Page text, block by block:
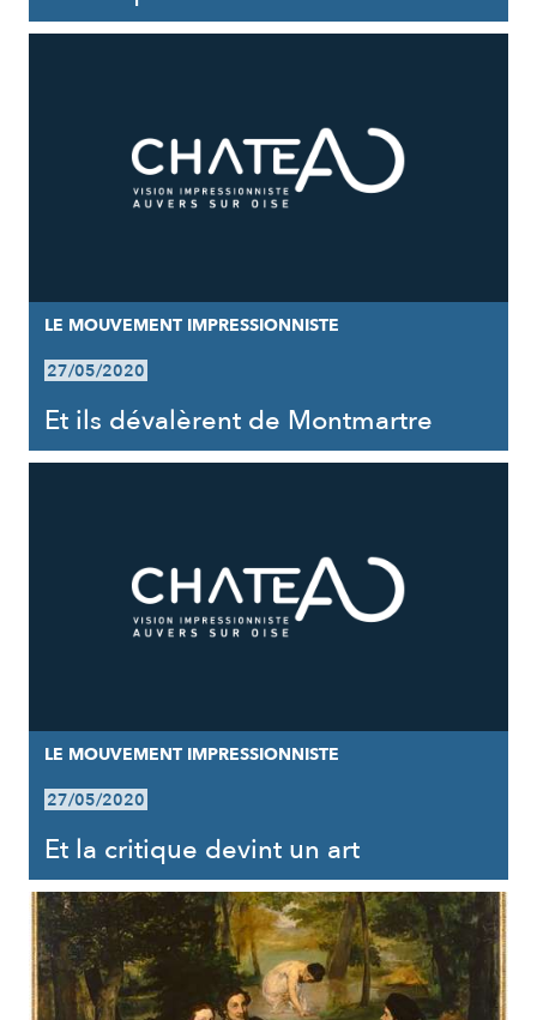
LE MOUVEMENT IMPRESSIONNISTE
27/05/2020
Et ils dévalèrent de Montmartre
LE MOUVEMENT IMPRESSIONNISTE
27/05/2020
Et la critique devint un art